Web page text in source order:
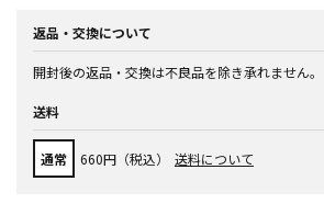
返品・交換について
開封後の返品・交換は不良品を除き承れません。
送料
通常 660円（税込） 送料について